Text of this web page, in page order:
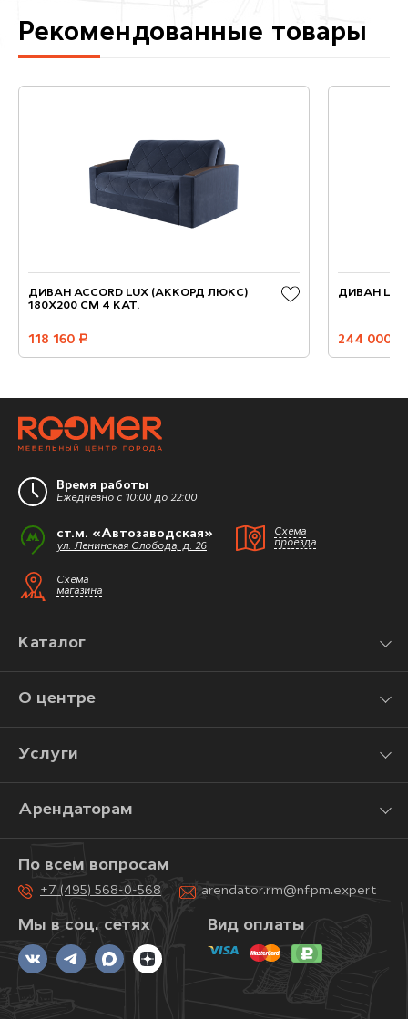
Рекомендованные товары
ДИВАН ACCORD LUX (АККОРД ЛЮКС)
180Х200 СМ 4 КАТ.
118 160 руб.
ДИВАН
244 000
Время работы
Ежедневно с 10:00 до 22:00
ст.м. «Автозаводская»
ул. Ленинская Слобода, д. 26
Схема
проезда
Схема
магазина
Каталог
О центре
Услуги
Арендаторам
Мы в соц. сетях
По всем вопросам
+7 (495) 568-0-568 arendator.rm@nfpm.expert
Вид оплаты